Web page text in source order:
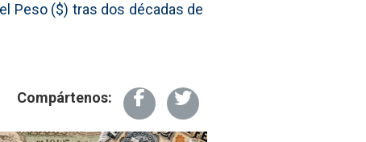
Peso ($) tras dos décadas de
Compártenos: